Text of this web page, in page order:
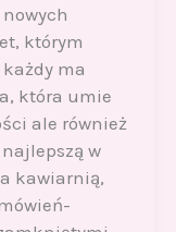
którym
ma
która umie
ale również
w
kawiarnią,